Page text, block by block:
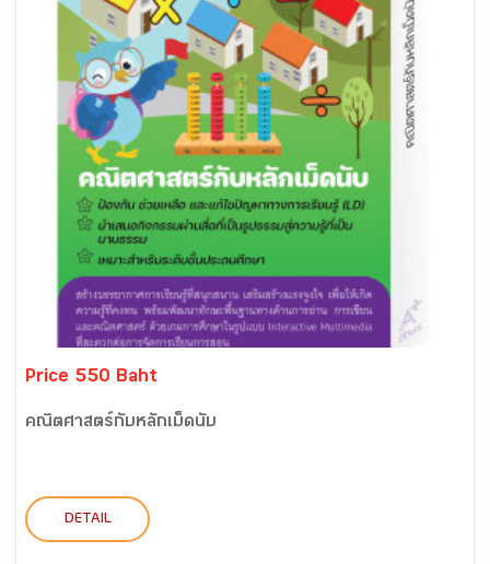
Price 550 Baht
คณิตศาสตร์กับหลักเม็ดนับ
DETAIL